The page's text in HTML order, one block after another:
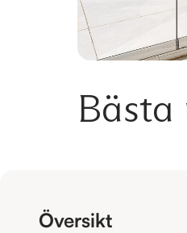
Bästa
Översikt